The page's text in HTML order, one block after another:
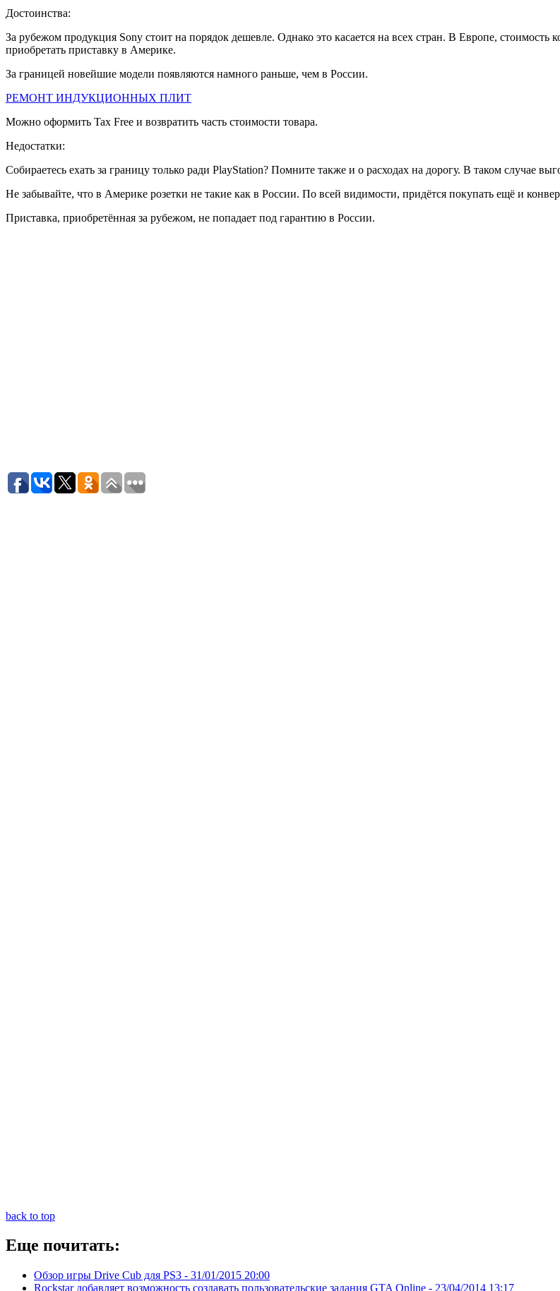
Достоинства:
За рубежом продукция Sony стоит на порядок дешевле. Однако это касается на всех стран. В Европе,
приобретать приставку в Америке.
За границей новейшие модели появляются намного раньше, чем в России.
РЕМОНТ ИНДУКЦИОННЫХ ПЛИТ
Можно оформить Tax Free и возвратить часть стоимости товара.
Недостатки:
Собираетесь ехать за границу только ради PlayStation? Помните также и о расходах на дорогу. В таком случае
Не забывайте, что в Америке розетки не такие как в России. По всей видимости, придётся покупать ещё и
Приставка, приобретённая за рубежом, не попадает под гарантию в России.
back to top
Еще почитать:
Обзор игры Drive Cub для PS3 - 31/01/2015 20:00
Rockstar добавляет возможность создавать пользовательские задания GTA Online - 23/04/2014 13:17